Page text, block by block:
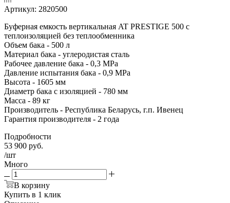
Артикул: 2820500
Буферная емкость вертикальная AT PRESTIGE 500 с
теплоизоляцией без теплообменника
Объем бака - 500 л
Материал бака - углеродистая сталь
Рабочее давление бака - 0,3 MPa
Давление испытания бака - 0,9 MPa
Высота - 1605 мм
Диаметр бака с изоляцией - 780 мм
Масса - 89 кг
Производитель - Республика Беларусь, г.п. Ивенец
Гарантия производителя - 2 года
Подробности
53 900 руб.
/шт
Много
В корзину
Купить в 1 клик